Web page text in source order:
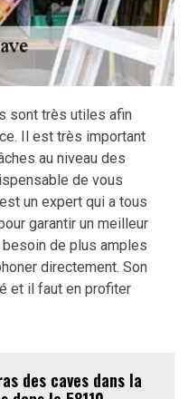
sont très utiles afin
Il est très important
au niveau des
de vous
un expert qui a tous
garantir un meilleur
de plus amples
directement. Son
et il faut en profiter
des caves dans la